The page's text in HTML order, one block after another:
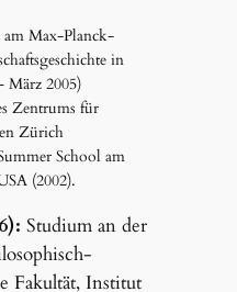
Max-Planck-
in
März 2005)
Zentrums für
Zürich
School am
(2002).
Studium an der
Fakultät, Institut